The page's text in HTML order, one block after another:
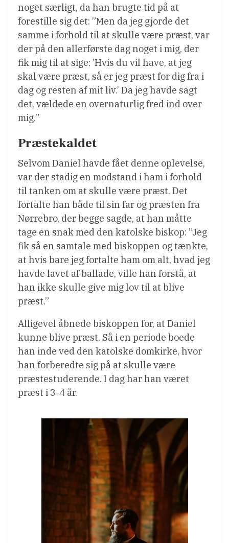
noget særligt, da han brugte tid på at
forestille sig det: ”Men da jeg gjorde det
samme i forhold til at skulle være præst, var
der på den allerførste dag noget i mig, der
fik mig til at sige: ’Hvis du vil have, at jeg
skal være præst, så er jeg præst for dig fra i
dag og resten af mit liv.’ Da jeg havde sagt
det, vældede en overnaturlig fred ind over
mig.”
Præstekaldet
Selvom Daniel havde fået denne oplevelse,
var der stadig en modstand i ham i forhold
til tanken om at skulle være præst. Det
fortalte han både til sin far og præsten fra
Nørrebro, der begge sagde, at han måtte
tage en snak med den katolske biskop: ”Jeg
fik så en samtale med biskoppen og tænkte,
at hvis bare jeg fortalte ham om alt, hvad jeg
havde lavet af ballade, ville han forstå, at
han ikke skulle give mig lov til at blive
præst.”
Alligevel åbnede biskoppen for, at Daniel
kunne blive præst. Så i en periode boede
han inde ved den katolske domkirke, hvor
han forberedte sig på at skulle være
præstestuderende. I dag har han været
præst i 3-4 år.